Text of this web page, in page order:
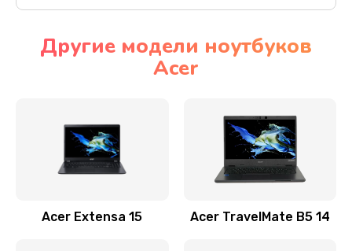
Настройка BIOS
Замена видеочипа
Заказать
Другие модели ноутбуков
Acer
Acer Extensa 15 Acer TravelMate B5 14